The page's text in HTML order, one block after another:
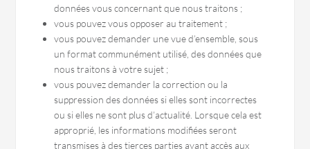
données vous concernant que nous traitons ;
vous pouvez vous opposer au traitement ;
vous pouvez demander une vue d’ensemble, sous
un format communément utilisé, des données que
nous traitons à votre sujet ;
vous pouvez demander la correction ou la
suppression des données si elles sont incorrectes
ou si elles ne sont plus d’actualité. Lorsque cela est
approprié, les informations modifiées seront
transmises à des tierces parties ayant accès aux